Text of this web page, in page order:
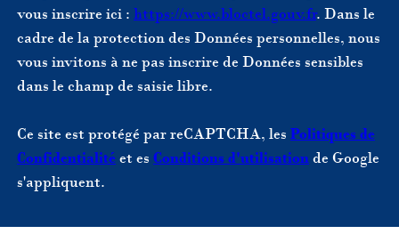
vous inscrire ici : https://www.bloctel.gouv.fr. Dans le
cadre de la protection des Données personnelles, nous
vous invitons à ne pas inscrire de Données sensibles
dans le champ de saisie libre.
Ce site est protégé par reCAPTCHA, les Politiques de
Confidentialitéet es Conditions d'utilisationde Google
s'appliquent.